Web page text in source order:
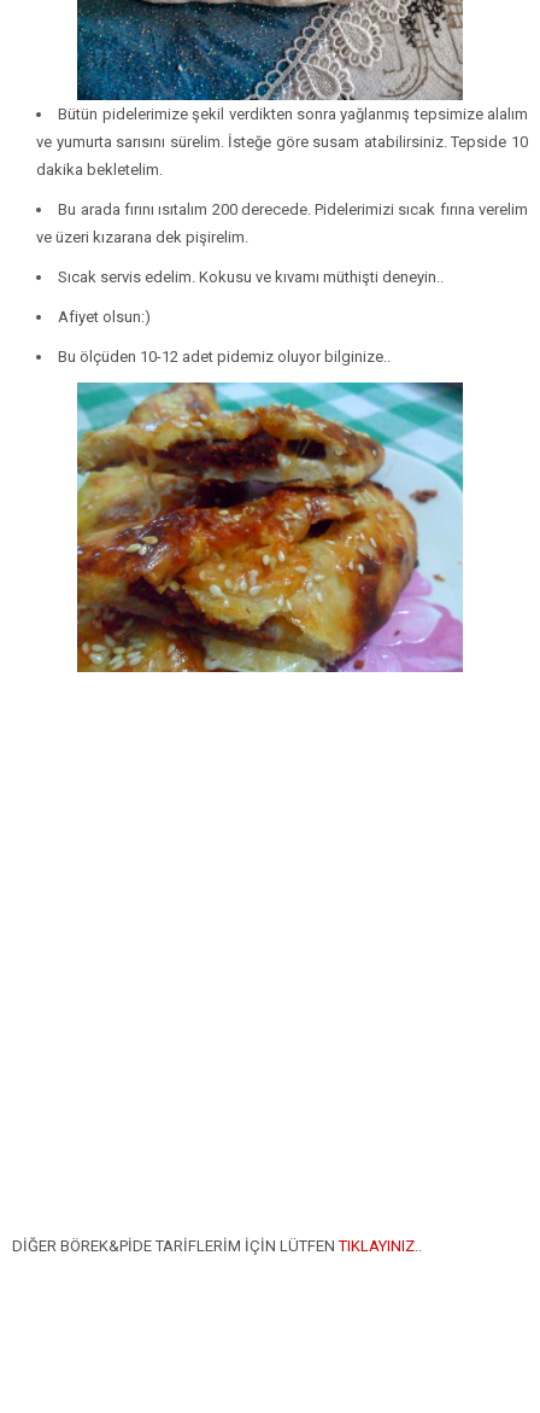
Bütün pidelerimize şekil verdikten sonra yağlanmış tepsimize alalım
ve yumurta sarısını sürelim. İsteğe göre susam atabilirsiniz. Tepside 10
dakika bekletelim.
Bu arada fırını ısıtalım 200 derecede. Pidelerimizi sıcak fırına verelim
ve üzeri kızarana dek pişirelim.
Sıcak servis edelim. Kokusu ve kıvamı müthişti deneyin..
Afiyet olsun:)
Bu ölçüden 10-12 adet pidemiz oluyor bilginize..
DİĞER BÖREK&PİDE TARİFLERİM İÇİN LÜTFEN TIKLAYINIZ